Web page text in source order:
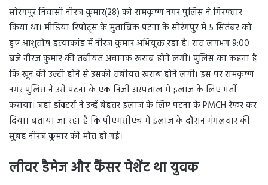
सोरंगपुर निवासी नीरज कुमार(28) को रामकृष्ण नगर पुलिस ने गिरफ्तार
किया था। मीडिया रिपोट्स के मुताबिक पटना के सोरंगपुर में 5 सितंबर को
हुए आशुतोष हत्याकांड में नीरज कुमार अभियुक्त रहा है। रात लगभग 9:00
बजे नीरज कुमार की तबीयत अचानक खराब होने लगी। पुलिस का कहना है
कि खून की उल्टी होने से उसकी तबीयत खराब होने लगी। इस पर रामकृष्ण
नगर पुलिस ने उसे पटना के एक निजी अस्पताल में इलाज के लिए भर्ती
कराया। जहां डॉक्टरों ने उन्हें बेहतर इलाज के लिए पटना के PMCH रेफर कर
दिया। बताया जा रहा है कि पीएमसीएच में इलाज के दौरान मंगलवार की
सुबह नीरज कुमार की मौत हो गई।
लीवर डैमेज और कैंसर पेशेंट था युवक